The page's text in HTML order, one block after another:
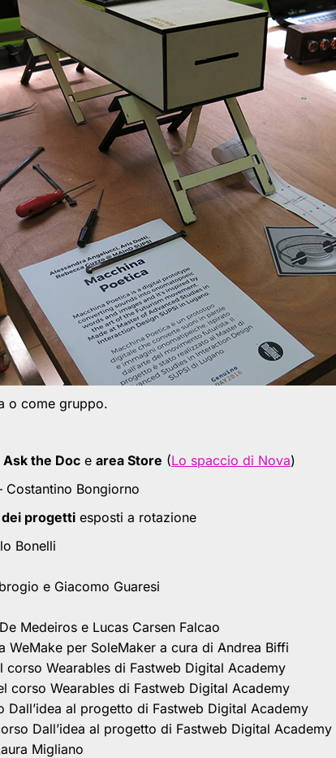
o come gruppo.
Ask the Doc e area Store (Lo spaccio di Nova)
Costantino Bongiorno
dei progetti esposti a rotazione
Bonelli
e Giacomo Guaresi
Medeiros e Lucas Carsen Falcao
WeMake per SoleMaker a cura di Andrea Biffi
corso Wearables di Fastweb Digital Academy
corso Wearables di Fastweb Digital Academy
al progetto di Fastweb Digital Academy
Dall’idea al progetto di Fastweb Digital Academy
Migliano